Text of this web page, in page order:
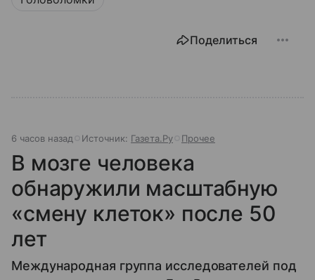
Поделиться
6 часов назад Источник: Газета.Ру Прочее
В мозге человека
обнаружили масштабную
«смену клеток» после 50
лет
Международная группа исследователей под